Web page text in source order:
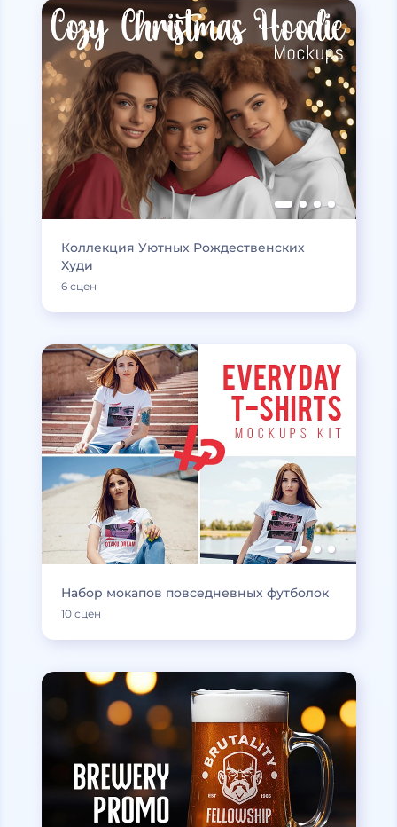
Коллекция Уютных Рождественских
Худи
6 сцен
Набор мокапов повседневных футболок
10 сцен